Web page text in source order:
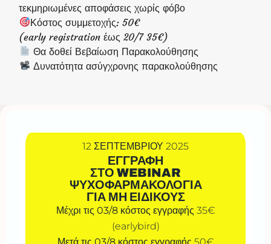
τεκμηριωμένες αποφάσεις χωρίς φόβο
Κόστος συμμετοχής: 50€
(early registration έως 20/7 35€)
Θα δοθεί Βεβαίωση Παρακολούθησης
Δυνατότητα ασύγχρονης παρακολούθησης
12 ΣΕΠΤΕΜΒΡΙΟΥ 2025
ΕΓΓΡΑΦΗ
ΣΤΟ WEBINAR
ΨΥΧΟΦΑΡΜΑΚΟΛΟΓΙΑ
ΓΙΑ ΜΗ ΕΙΔΙΚΟΥΣ
Μέχρι τις 03/8κόστος εγγραφής 35€
(earlybird)